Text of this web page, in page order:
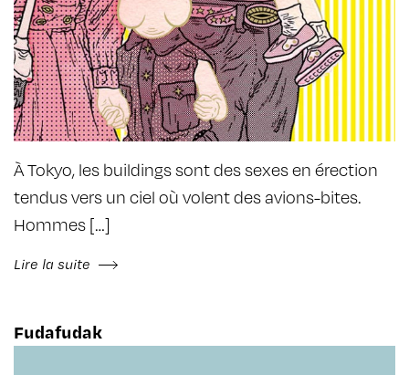
À Tokyo, les buildings sont des sexes en érection
tendus vers un ciel où volent des avions-bites.
Hommes […]
Lire la suite
Fudafudak